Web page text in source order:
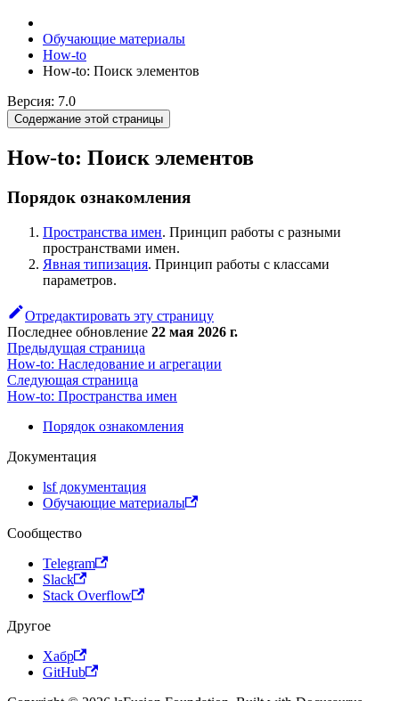
Обучающие материалы
How-to
How-to: Поиск элементов
Версия: 7.0
Содержание этой страницы
How-to: Поиск элементов
Порядок ознакомления
Пространства имен. Принцип работы с разными
пространствами имен.
Явная типизация. Принцип работы с классами
параметров.
Отредактировать эту страницу
Последнее обновление 22 мая 2026 г.
Предыдущая страница
How-to: Наследование и агрегации
Следующая страница
How-to: Пространства имен
Порядок ознакомления
Документация
lsf документация
Обучающие материалы
Сообщество
Telegram
Slack
Stack Overflow
Другое
Хабр
GitHub